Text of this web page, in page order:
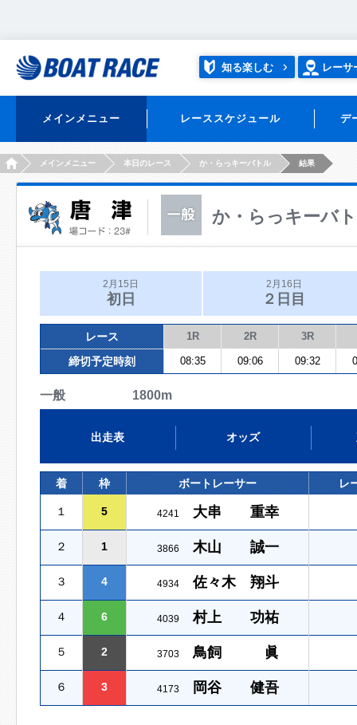
知る楽しむ レーサ
メインメニュー レーススケジュール デ
HOMEメインメニュー 本日のレース か・らっキーバトル 結果
か・らっキーバ
2月15日
初日
2月16日
２日目
レース 1R 2R 3R
締切予定時刻 08:35 09:06 09:32
一般 1800m
出走表 オッズ
着 枠 ボートレーサー レ
１ 5 4241 大串 重幸
２ 1 3866 木山 誠一
３ 4 4934 佐々木 翔斗
４ 6 4039 村上 功祐
５ 2 3703 鳥飼 眞
６ 3 4173 岡谷 健吾